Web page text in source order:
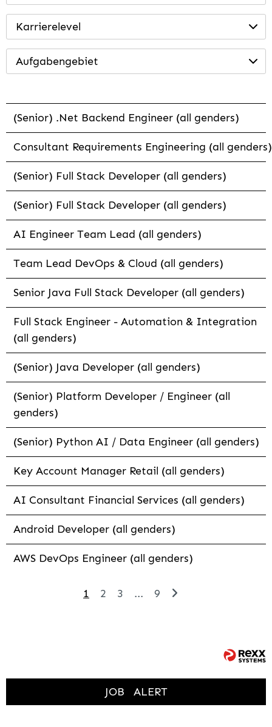
Karrierelevel
Aufgabengebiet
(Senior) .Net Backend Engineer (all genders)
Consultant Requirements Engineering (all genders)
(Senior) Full Stack Developer (all genders)
(Senior) Full Stack Developer (all genders)
AI Engineer Team Lead (all genders)
Team Lead DevOps & Cloud (all genders)
Senior Java Full Stack Developer (all genders)
Full Stack Engineer - Automation & Integration
(all genders)
(Senior) Java Developer (all genders)
(Senior) Platform Developer / Engineer (all
genders)
(Senior) Python AI / Data Engineer (all genders)
Key Account Manager Retail (all genders)
AI Consultant Financial Services (all genders)
Android Developer (all genders)
AWS DevOps Engineer (all genders)
1 2 3 ... 9
JOB ALERT